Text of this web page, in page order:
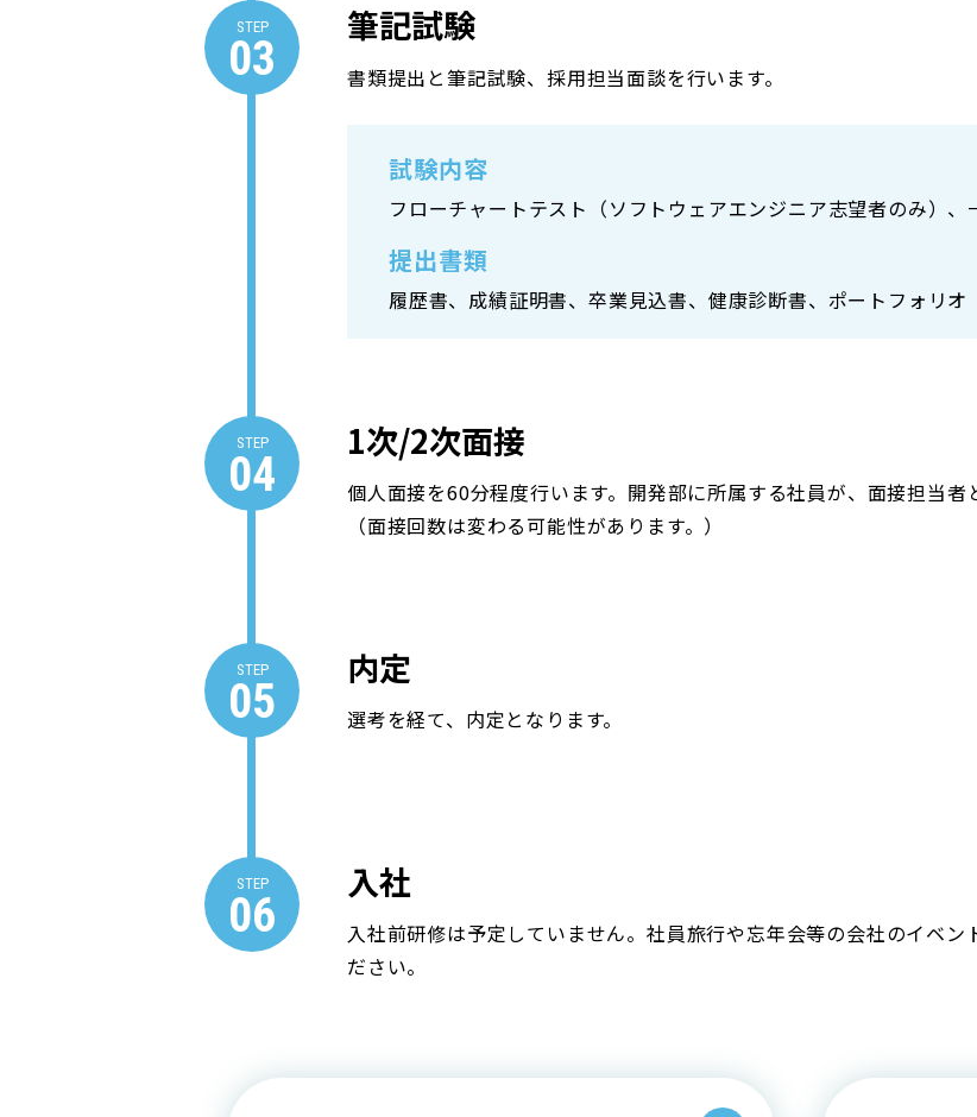
STEP
03
筆記試験
書類提出と筆記試験、採用担当面談を行います。
試験内容
フローチャートテスト（ソフトウェアエンジニア志望者のみ）、
提出書類
履歴書、成績証明書、卒業見込書、健康診断書、ポートフォリオ
STEP
04
1次/2次面接
個人面接を60分程度行います。開発部に所属する社員が、面接担当者
（面接回数は変わる可能性があります。）
STEP
05
内定
選考を経て、内定となります。
STEP
06
入社
入社前研修は予定していません。社員旅行や忘年会等の会社のイベ
ださい。